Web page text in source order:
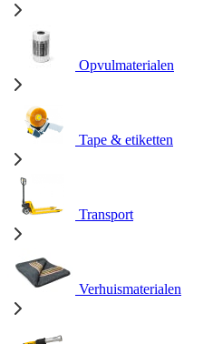
Opvulmaterialen
Tape & etiketten
Transport
Verhuismaterialen